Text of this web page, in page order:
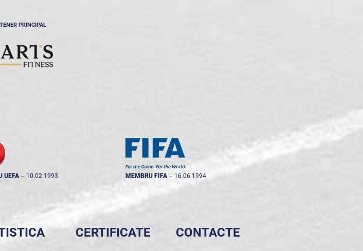
PRINCIPAL
UEFA -- 10.02.1993 MEMBRU FIFA -- 16.06.1994
CERTIFICATE CONTACTE